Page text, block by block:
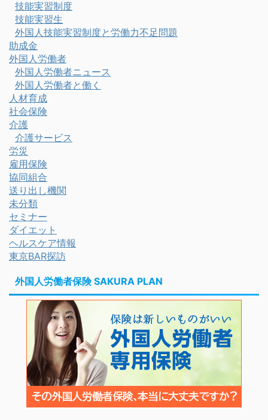
技能実習制度
技能実習生
外国人技能実習制度と労働力不足問題
助成金
外国人労働者
外国人労働者ニュース
外国人労働者と働く
人材育成
社会保険
介護
介護サービス
労災
雇用保険
協同組合
送り出し機関
未分類
セミナー
ダイエット
ヘルスケア情報
東京BAR探訪
外国人労働者保険 SAKURA PLAN